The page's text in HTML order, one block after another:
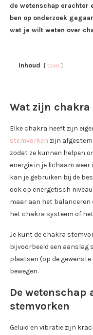
de wetenschap erachter
ben op onderzoek
wat je wilt weten over
Inhoud toon
Wat zijn chakra
Elke chakra heeft zijn
stemvorken zijn
zodat ze kunnen helpen
energie in je lichaam
kan je gebruiken bij de
ook op energetisch
maar aan het balanceren
het chakra systeem of
Je kunt de chakra
bijvoorbeeld een aanslag
plaatsen (op de
bewegen.
De wetenschap
stemvorken
Geluid en vibratie zijn